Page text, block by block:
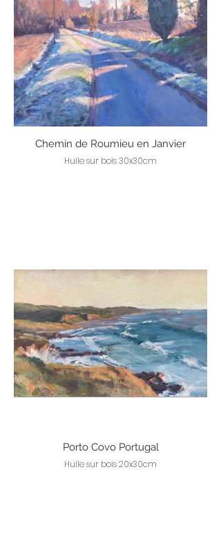
Chemin de Roumieu en Janvier
Huile sur bois 30x30cm
Porto Covo Portugal
Huile sur bois 20x30cm